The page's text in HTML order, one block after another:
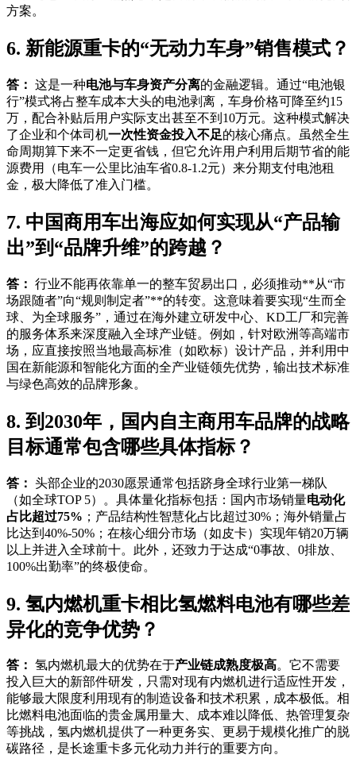
方案。
6. 新能源重卡的“无动力车身”销售模式？
答： 这是一种电池与车身资产分离的金融逻辑。通过“电池银
行”模式将占整车成本大头的电池剥离，车身价格可降至约15
万，配合补贴后用户实际支出甚至不到10万元。这种模式解决
了企业和个体司机一次性资金投入不足的核心痛点。虽然全生
命周期算下来不一定更省钱，但它允许用户利用后期节省的能
源费用（电车一公里比油车省0.8-1.2元）来分期支付电池租
金，极大降低了准入门槛。
7. 中国商用车出海应如何实现从“产品输
出”到“品牌升维”的跨越？
答： 行业不能再依靠单一的整车贸易出口，必须推动**从“市
场跟随者”向“规则制定者”**的转变。这意味着要实现“生而全
球、为全球服务”，通过在海外建立研发中心、KD工厂和完善
的服务体系来深度融入全球产业链。例如，针对欧洲等高端市
场，应直接按照当地最高标准（如欧标）设计产品，并利用中
国在新能源和智能化方面的全产业链领先优势，输出技术标准
与绿色高效的品牌形象。
8. 到2030年，国内自主商用车品牌的战略
目标通常包含哪些具体指标？
答： 头部企业的2030愿景通常包括跻身全球行业第一梯队
（如全球TOP 5）。具体量化指标包括：国内市场销量电动化
占比超过75% ；产品结构性智慧化占比超过30%；海外销量占
比达到40%-50%；在核心细分市场（如皮卡）实现年销20万辆
以上并进入全球前十。此外，还致力于达成“0事故、0排放、
100%出勤率”的终极使命。
9. 氢内燃机重卡相比氢燃料电池有哪些差
异化的竞争优势？
答： 氢内燃机最大的优势在于产业链成熟度极高。它不需要
投入巨大的新部件研发，只需对现有内燃机进行适应性开发，
能够最大限度利用现有的制造设备和技术积累，成本极低。相
比燃料电池面临的贵金属用量大、成本难以降低、热管理复杂
等挑战，氢内燃机提供了一种更务实、更易于规模化推广的脱
碳路径，是长途重卡多元化动力并行的重要方向。